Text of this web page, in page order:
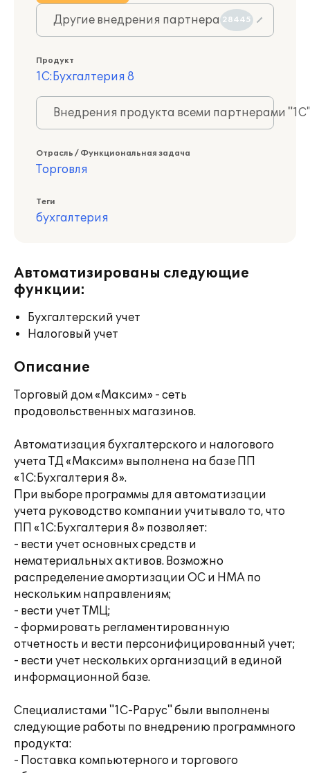
Другие внедрения партнера 28445
Продукт
1С:Бухгалтерия 8
Внедрения продукта всеми партнерами
Отрасль / Функциональная задача
Торговля
Теги
бухгалтерия
Автоматизированы следующие
функции:
Бухгалтерский учет
Налоговый учет
Описание
Торговый дом «Максим» - сеть
продовольственных магазинов.
Автоматизация бухгалтерского и налогового
учета ТД «Максим» выполнена на базе ПП
«1С:Бухгалтерия 8».
При выборе программы для автоматизации
учета руководство компании учитывало то, что
ПП «1С:Бухгалтерия 8» позволяет:
- вести учет основных средств и
нематериальных активов. Возможно
распределение амортизации ОС и НМА по
нескольким направлениям;
- вести учет ТМЦ;
- формировать регламентированную
отчетность и вести персонифицированный учет;
- вести учет нескольких организаций в единой
информационной базе.
Специалистами "1С-Рарус" были выполнены
следующие работы по внедрению программного
продукта:
- Поставка компьютерного и торгового